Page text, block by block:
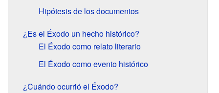
Hipótesis de los documentos
¿Es el Éxodo un hecho histórico?
El Éxodo como relato literario
El Éxodo como evento histórico
¿Cuándo ocurrió el Éxodo?